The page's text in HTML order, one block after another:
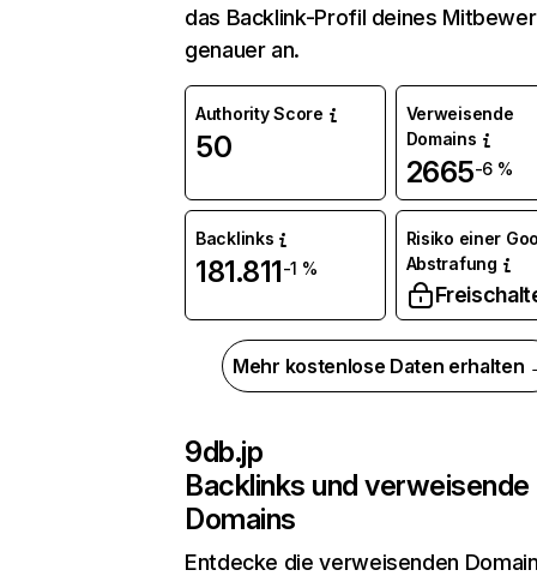
das Backlink-Profil deines
genauer an.
Authority Score
50
Verweisende
Domains
2665-6 %
Backlinks
181.811-1 %
Risiko einer
Abstrafung
Mehr kostenlose Daten erhalten
9db.jp
Backlinks und verweisende
Domains
Entdecke die verweisenden